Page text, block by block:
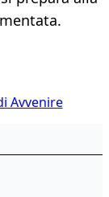
Avvenire